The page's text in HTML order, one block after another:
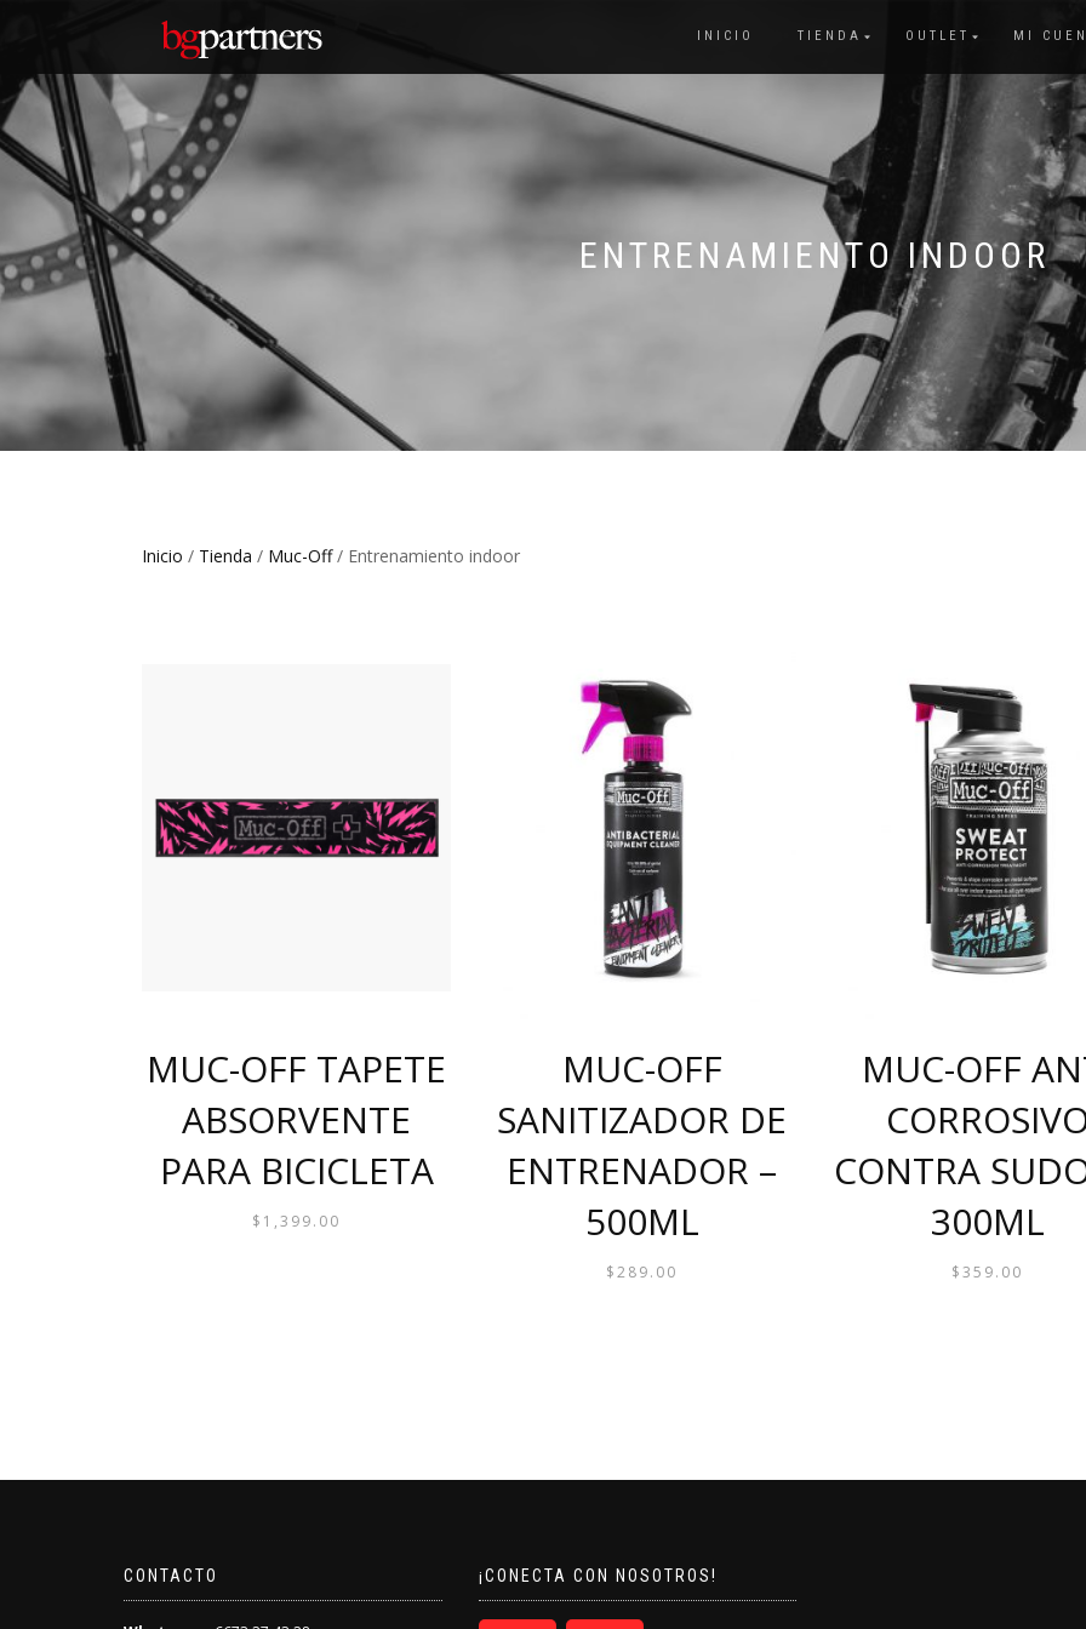
INICIO TIENDA OUTLET MI
ENTRENAMIENTO INDOOR
Inicio / Tienda / Muc-Off/ Entrenamiento indoor
MUC-OFF TAPETE
ABSORVENTE
PARA BICICLETA
$ 1,399.00
MUC-OFF
SANITIZADOR DE
ENTRENADOR –
500ML
$289.00
MUC-OFF
CONTRA
300ML
$359.00
CONTACTO ¡CONECTA CON NOSOTROS!